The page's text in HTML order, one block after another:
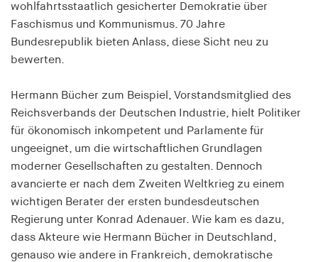
wohlfahrtsstaatlich gesicherter Demokratie über
Faschismus und Kommunismus. 70 Jahre
Bundesrepublik bieten Anlass, diese Sicht neu zu
bewerten.
Hermann Bücher zum Beispiel, Vorstandsmitglied des
Reichsverbands der Deutschen Industrie, hielt Politiker
für ökonomisch inkompetent und Parlamente für
ungeeignet, um die wirtschaftlichen Grundlagen
moderner Gesellschaften zu gestalten. Dennoch
avancierte er nach dem Zweiten Weltkrieg zu einem
wichtigen Berater der ersten bundesdeutschen
Regierung unter Konrad Adenauer. Wie kam es dazu,
dass Akteure wie Hermann Bücher in Deutschland,
genauso wie andere in Frankreich, demokratische
fe_typo_user
Name:
hamburger-edition.de
Cookie Laufzeit:
Sitzung
fonts_loaded
Name: